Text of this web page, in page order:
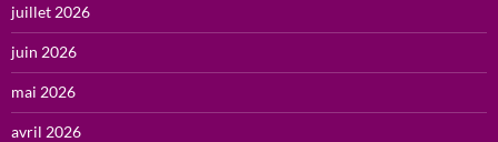
juillet 2026
juin 2026
mai 2026
avril 2026